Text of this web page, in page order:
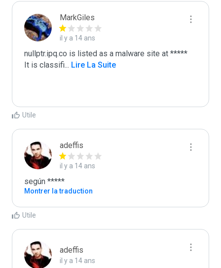
MarkGiles
il y a 14 ans
nullptr.ipq.co is listed as a malware site at *****
It is classifi... Lire La Suite
Utile
adeffis
il y a 14 ans
según *****
Montrer la traduction
Utile
adeffis
il y a 14 ans